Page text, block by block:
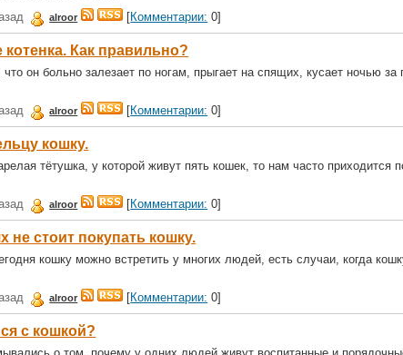
alroor [Комментарии: 0]
Как правильно?
он больно залезает по ногам, прыгает на спящих, кусает ночью
alroor [Комментарии: 0]
кошку.
тётушка, у которой живут пять кошек, то нам часто приходится
alroor [Комментарии: 0]
не стоит покупать кошку.
кошку можно встретить у многих людей, есть случаи, когда
alroor [Комментарии: 0]
с кошкой?